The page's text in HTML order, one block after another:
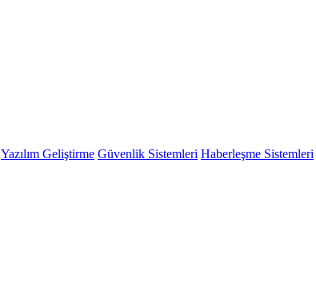
Yazılım Geliştirme Güvenlik Sistemleri Haberleşme Sistemleri